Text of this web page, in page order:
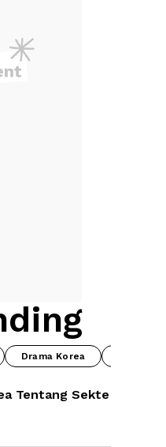
Drama Korea
Tentang Sekte